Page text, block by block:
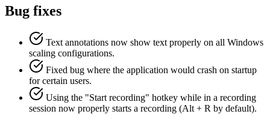
Bug fixes
Text annotations now show text properly on all Windows
scaling configurations.
Fixed bug where the application would crash on startup
for certain users.
Using the "Start recording" hotkey while in a recording
session now properly starts a recording (Alt + R by default).